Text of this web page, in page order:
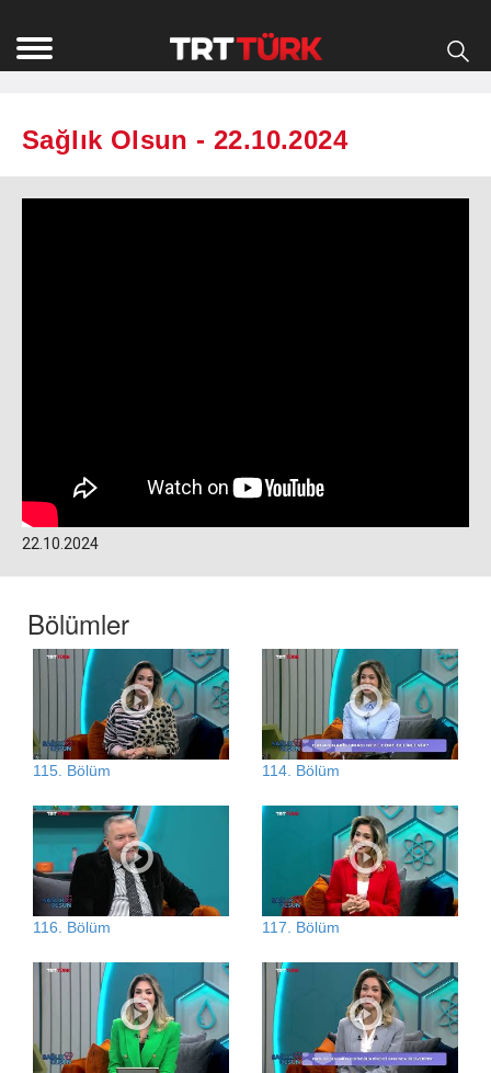
Sağlık Olsun - 22.10.2024
22.10.2024
Bölümler
115. Bölüm 114. Bölüm
116. Bölüm 117. Bölüm